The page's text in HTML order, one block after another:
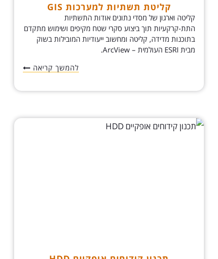
קליטת תשתיות למערכות GIS
קליטה וארגון של מסדי נתונים אודות התשתיות
התת-קרקעיות תוך ביצוע סקרי שטח מקיפים ושימוש מתקדם
בתוכנות מדידה, קליטה ומחשוב ייעודיות המובילות בשוק
מבית ESRI העולמית – ArcView.
להמשך קריאה